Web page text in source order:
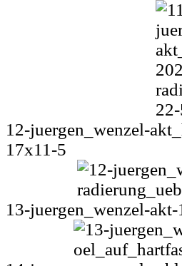
12-juergen_wenzel-
17x11-5
13-juergen_wenzel-